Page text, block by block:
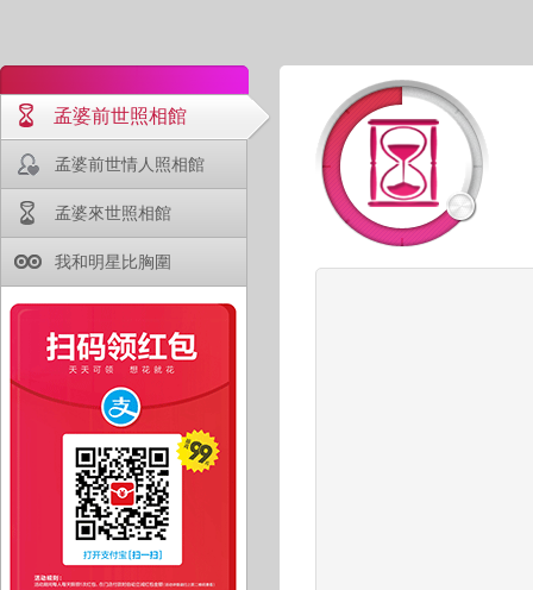
孟婆前世照相館
孟婆前世情人照相館
孟婆來世照相館
我和明星比胸圍